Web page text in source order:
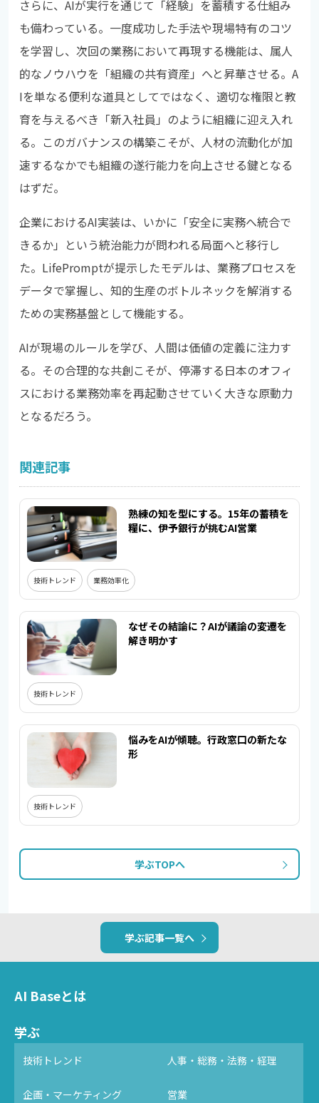
さらに、AIが実行を通じて「経験」を蓄積する仕組み
も備わっている。一度成功した手法や現場特有のコツ
を学習し、次回の業務において再現する機能は、属人
的なノウハウを「組織の共有資産」へと昇華させる。A
Iを単なる便利な道具としてではなく、適切な権限と教
育を与えるべき「新入社員」のように組織に迎え入れ
る。このガバナンスの構築こそが、人材の流動化が加
速するなかでも組織の遂行能力を向上させる鍵となる
はずだ。
企業におけるAI実装は、いかに「安全に実務へ統合で
きるか」という統治能力が問われる局面へと移行し
た。LifePromptが提示したモデルは、業務プロセスを
データで掌握し、知的生産のボトルネックを解消する
ための実務基盤として機能する。
AIが現場のルールを学び、人間は価値の定義に注力す
る。その合理的な共創こそが、停滞する日本のオフィ
スにおける業務効率を再起動させていく大きな原動力
となるだろう。
関連記事
熟練の知を型にする。15年の蓄積を
糧に、伊予銀行が挑むAI営業
技術トレンド 業務効率化
なぜその結論に？AIが議論の変遷を
解き明かす
技術トレンド
悩みをAIが傾聴。行政窓口の新たな
形
技術トレンド
学ぶTOPへ
学ぶ記事一覧へ
AI Baseとは
学ぶ
技術トレンド 人事・総務・法務・経理
企画・マーケティング 営業